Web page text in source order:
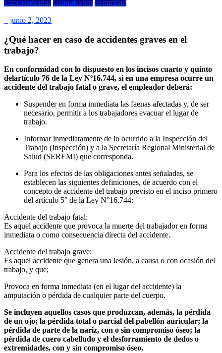
Exproasesorias GrupoExpro Seguridad
junio 2, 2023
¿Qué hacer en caso de accidentes graves en el
trabajo?
En conformidad con lo dispuesto en los incisos cuarto y quinto
delartículo 76 de la Ley Nº16.744, si en una empresa ocurre un
accidente del trabajo fatal o grave, el empleador deberá:
Suspender en forma inmediata las faenas afectadas y, de ser
necesario, permitir a los trabajadores evacuar el lugar de
trabajo.
Informar inmediatamente de lo ocurrido a la Inspección del
Trabajo (Inspección) y a la Secretaría Regional Ministerial de
Salud (SEREMI) que corresponda.
Para los efectos de las obligaciones antes señaladas, se
establecen las siguientes definiciones, de acuerdo con el
concepto de accidente del trabajo previsto en el inciso primero
del artículo 5° de la Ley N°16.744:
Accidente del trabajo fatal:
Es aquel accidente que provoca la muerte del trabajador en forma
inmediata o como consecuencia directa del accidente.
Accidente del trabajo grave:
Es aquel accidente que genera una lesión, a causa o con ocasión del
trabajo, y que;
Provoca en forma inmediata (en el lugar del accidente) la
amputación o pérdida de cualquier parte del cuerpo.
Se incluyen aquellos casos que produzcan, además, la pérdida
de un ojo; la pérdida total o parcial del pabellón auricular; la
pérdida de parte de la nariz, con o sin compromiso óseo; la
pérdida de cuero cabelludo y el desforramiento de dedos o
extremidades, con y sin compromiso óseo.